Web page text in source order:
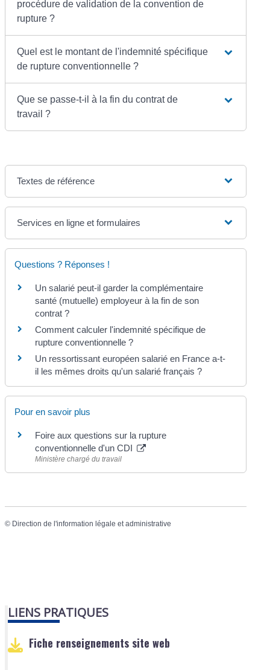
procédure de validation de la convention de
rupture ?
Quel est le montant de l'indemnité spécifique
de rupture conventionnelle ?
Que se passe-t-il à la fin du contrat de
travail ?
Textes de référence
Services en ligne et formulaires
Questions ? Réponses !
Un salarié peut-il garder la complémentaire
santé (mutuelle) employeur à la fin de son
contrat ?
Comment calculer l'indemnité spécifique de
rupture conventionnelle ?
Un ressortissant européen salarié en France a-t-
il les mêmes droits qu'un salarié français ?
Pour en savoir plus
Foire aux questions sur la rupture
conventionnelle d'un CDI
Ministère chargé du travail
© Direction de l'information légale et administrative
LIENS PRATIQUES
Fiche renseignements site web